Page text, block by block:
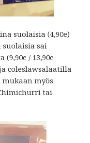
suolaisia (4,90e)
sai
/ 13,90e
coleslawsalaatilla
mukaan myös
tai